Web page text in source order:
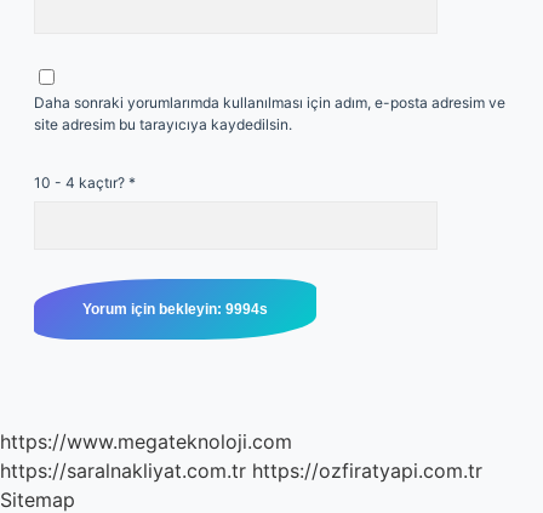
Daha sonraki yorumlarımda kullanılması için adım, e-posta adresim ve
site adresim bu tarayıcıya kaydedilsin.
10 - 4 kaçtır? *
https://www.megateknoloji.com
https://saralnakliyat.com.tr https://ozfiratyapi.com.tr
Sitemap